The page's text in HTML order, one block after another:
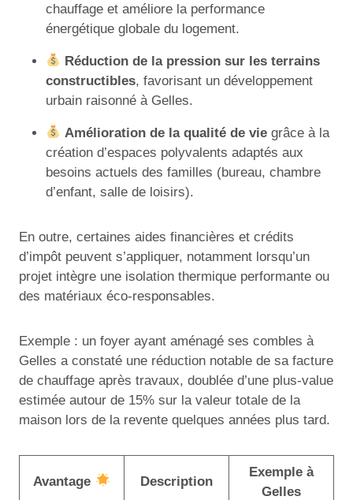
chauffage et améliore la performance
énergétique globale du logement.
Réduction de la pression sur les terrains
constructibles, favorisant un développement
urbain raisonné à Gelles.
Amélioration de la qualité de vie grâce à la
création d’espaces polyvalents adaptés aux
besoins actuels des familles (bureau, chambre
d’enfant, salle de loisirs).
En outre, certaines aides financières et crédits
d’impôt peuvent s’appliquer, notamment lorsqu’un
projet intègre une isolation thermique performante ou
des matériaux éco-responsables.
Exemple : un foyer ayant aménagé ses combles à
Gelles a constaté une réduction notable de sa facture
de chauffage après travaux, doublée d’une plus-value
estimée autour de 15% sur la valeur totale de la
maison lors de la revente quelques années plus tard.
Avantage Description
Exemple à
Gelles